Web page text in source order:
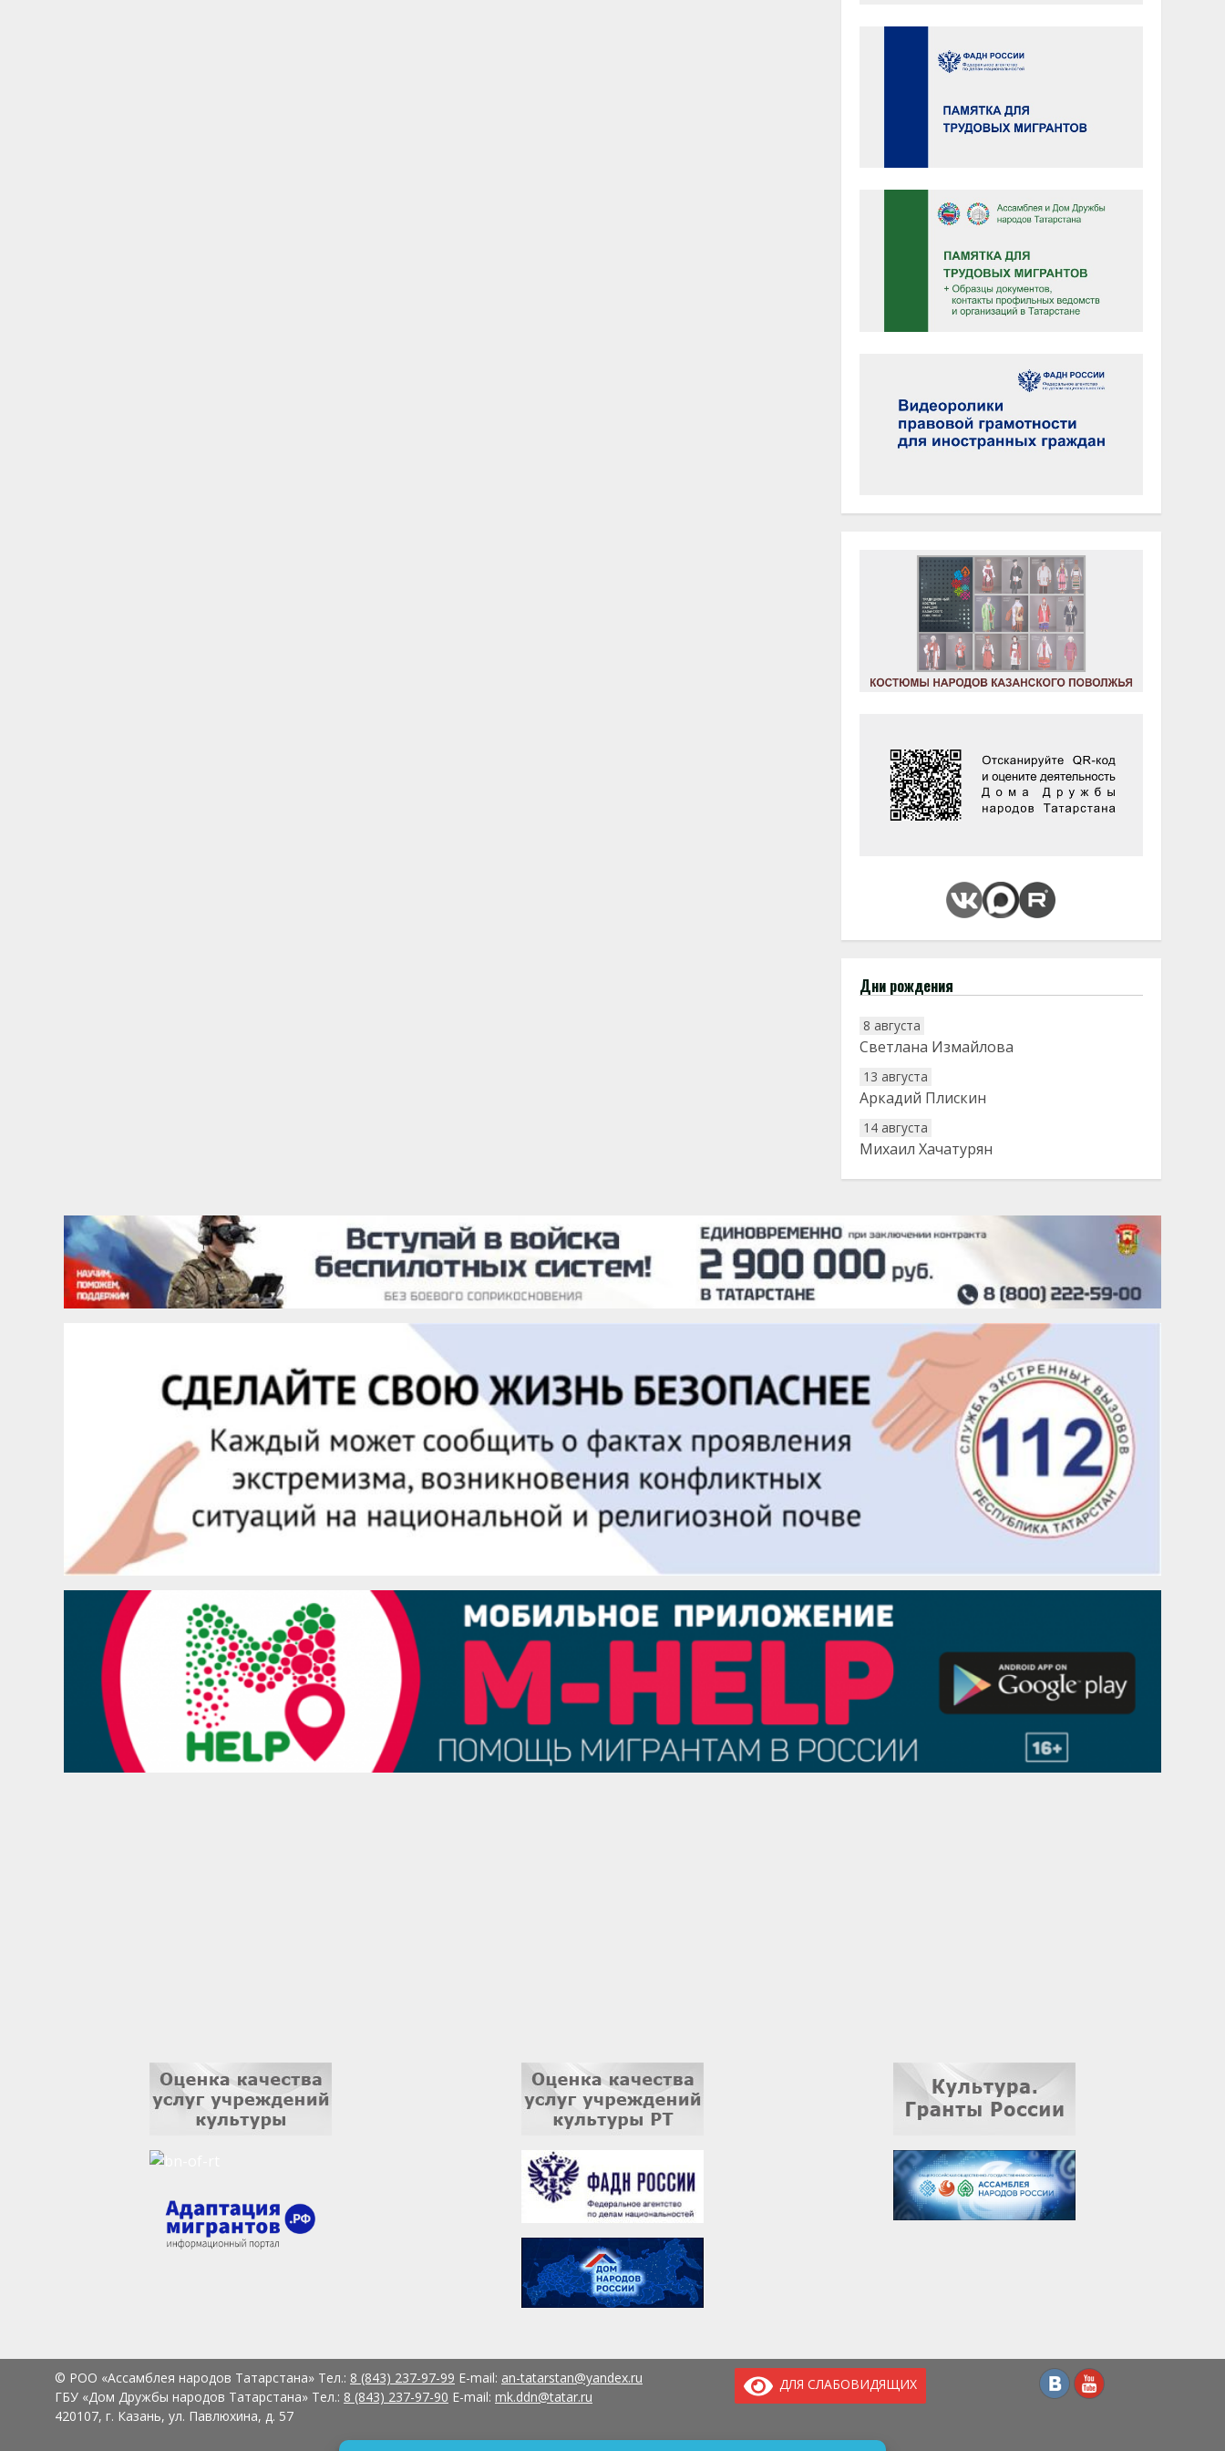
Дни рождения
8 августа
Светлана Измайлова
13 августа
Аркадий Плискин
14 августа
Михаил Хачатурян
20 августа
22 августа
Евгений Ефимов
25 августа
Сэсэгма Бубеева
28 августа
Чингиз Мустафаев
29 августа
Надежда Рослова
1 сентября
Гали Хасанов
Владислав Тома
ДЛЯ СЛАБОВИДЯЩИХ
© РОО «Ассамблея народов Татарстана» Тел.: 8 (843) 237-97-99 E-mail: an-tatarstan@yandex.ru
ГБУ «Дом Дружбы народов Татарстана» Тел.: 8 (843) 237-97-90 E-mail: mk.ddn@tatar.ru
420107, г. Казань, ул. Павлюхина, д. 57